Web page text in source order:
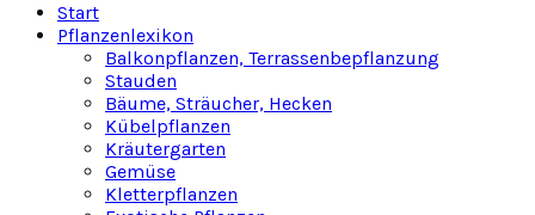
Start
Pflanzenlexikon
Balkonpflanzen, Terrassenbepflanzung
Stauden
Bäume, Sträucher, Hecken
Kübelpflanzen
Kräutergarten
Gemüse
Kletterpflanzen